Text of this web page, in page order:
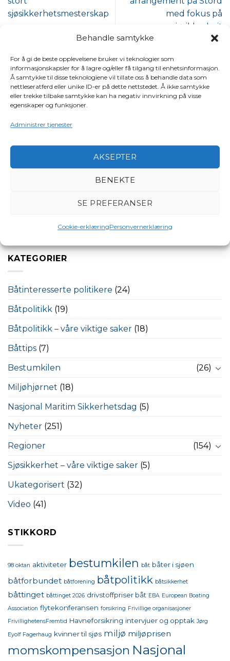
Behandle samtykke
For å gi de beste opplevelsene bruker vi teknologier som
informasjonskapsler for å lagre og/eller få tilgang til enhetsinformasjon.
Å samtykke til disse teknologiene vil tillate oss å behandle data som
nettleseratferd eller unike ID-er på dette nettstedet. Å ikke samtykke
eller trekke tilbake samtykke kan ha negativ innvirkning på visse
egenskaper og funksjoner.
Administrer tjenester
AKSEPTER
BENEKTE
SE PREFERANSER
Cookie-erklæringPersonvernerklæring
sjøsikkerhetsmesterskap
med fokus på
sjøsikkerheit
Søk
SØK
Siste innlegg
Tidligere president Torleif Jørgensen gått bort
Vann og smuss i drivstofftanken er farlig
Planlegg båtturen godt – unngå den vanligste
Derfor bør du ha disse i båten
KATEGORIER
Båtinteresserte politikere (24)
Båtpolitikk (19)
Båtpolitikk – våre viktige saker (18)
Båttips (7)
Bestumkilen
(26)
Miljøhjørnet (18)
Nasjonal Maritim Sikkerhetsdag (5)
Nyheter (251)
Regioner
(154)
Sjøsikkerhet – våre viktige saker (5)
Ukategorisert (32)
Video (41)
STIKKORD
98 oktan aktiviteter bestumkilen båt båter i sjøen
båtforbundet båtforening båtpolitikk båtsikkerhet
båttinget båttinget 2026 drivstoffpriser båt EBA European Boating
Association flytekonferansen forsikring Frivillige organisasjoner
FrivillighetensFremtid Havneforsikring intervjuer og opptak Jørg
Eyolf Fagerhaug kvinner til sjøs miljø miljøprisen
momskompensasjon Nasjonal